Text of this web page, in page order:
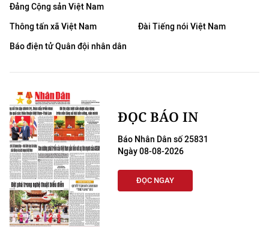
Đảng Cộng sản Việt Nam
Thông tấn xã Việt Nam
Đài Tiếng nói Việt Nam
Báo điện tử Quân đội nhân dân
ĐỌC BÁO IN
Báo Nhân Dân số 25831
Ngày 08-08-2026
ĐỌC NGAY